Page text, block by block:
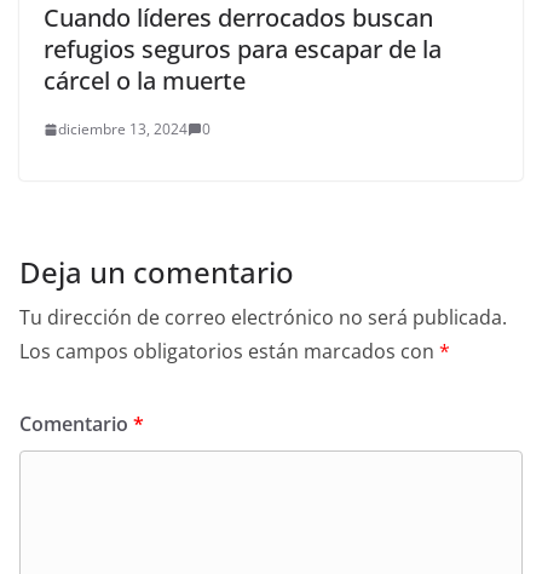
Cuando líderes derrocados buscan
refugios seguros para escapar de la
cárcel o la muerte
diciembre 13, 2024 0
Deja un comentario
Tu dirección de correo electrónico no será publicada.
Los campos obligatorios están marcados con *
Comentario *